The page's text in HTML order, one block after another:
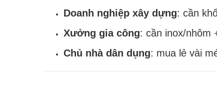
Doanh nghiệp xây dựng: cần
Xưởng gia công: cần inox/nhôm
Chủ nhà dân dụng: mua lẻ vài